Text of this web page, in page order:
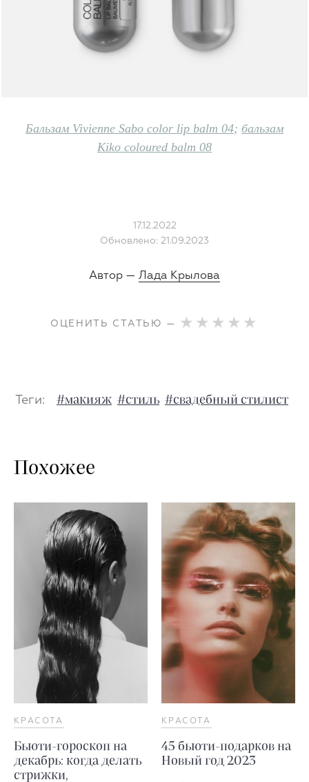
Бальзам Vivienne Sabo color lip balm 04; бальзам
Kiko coloured balm 08
17.12.2022
Обновлено: 21.09.2023
Автор — Лада Крылова
ОЦЕНИТЬ СТАТЬЮ —
Теги: #макияж #стиль #свадебный стилист
Похожее
КРАСОТА
Бьюти-гороскоп на
декабрь: когда делать
стрижки,
КРАСОТА
45 бьюти-подарков на
Новый год 2023